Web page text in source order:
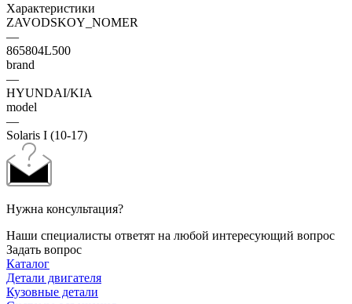
Характеристики
ZAVODSKOY_NOMER
—
865804L500
brand
—
HYUNDAI/KIA
model
—
Solaris I (10-17)
Нужна консультация?
Наши специалисты ответят на любой интересующий вопрос
Задать вопрос
Каталог
Детали двигателя
Кузовные детали